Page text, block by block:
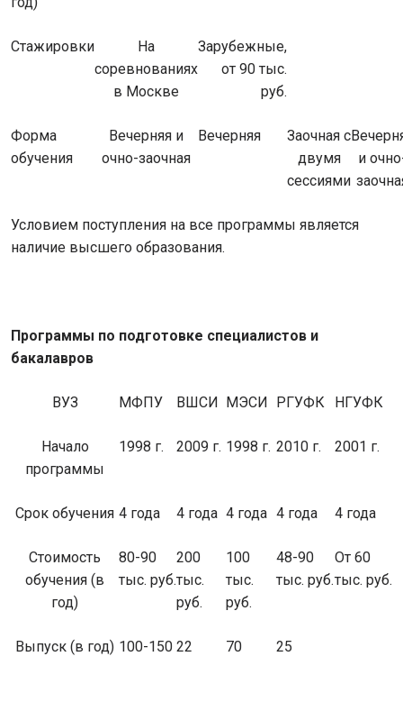
Стажировки
На
соревнованиях
в Москве
Зарубежные,
от 90 тыс.
руб.
Форма
обучения
Вечерняя и
очно-заочная
Вечерняя
Заочная с
двумя
сессиями
и
Условием поступления на все программы является
наличие высшего образования.
Программы по подготовке специалистов и
бакалавров
ВУЗ МФПУ ВШСИ МЭСИ РГУФК НГУФК
Начало
программы
1998 г. 2009 г. 1998 г. 2010 г. 2001 г.
Срок обучения 4 года 4 года 4 года 4 года 4 года
Стоимость
обучения (в
год)
80-90
тыс. руб.
200
тыс.
руб.
100
тыс.
руб.
48-90
тыс. руб.
От 60
тыс. руб.
Выпуск (в год) 100-150 22 70 25